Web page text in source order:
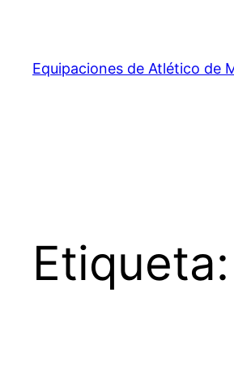
contenido
Equipaciones de Atlético de
Etiqueta: